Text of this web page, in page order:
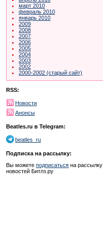
март 2010
февраль 2010
январь 2010
2009
2008
2007
2006
2005
2004
2003
2002
2000-2002 (старый сайт)
RSS:
Новости
Анонсы
Beatles.ru в Telegram:
beatles_ru
Подписка на рассылку:
Вы можете подписаться на рассылку
новостей Битлз.ру